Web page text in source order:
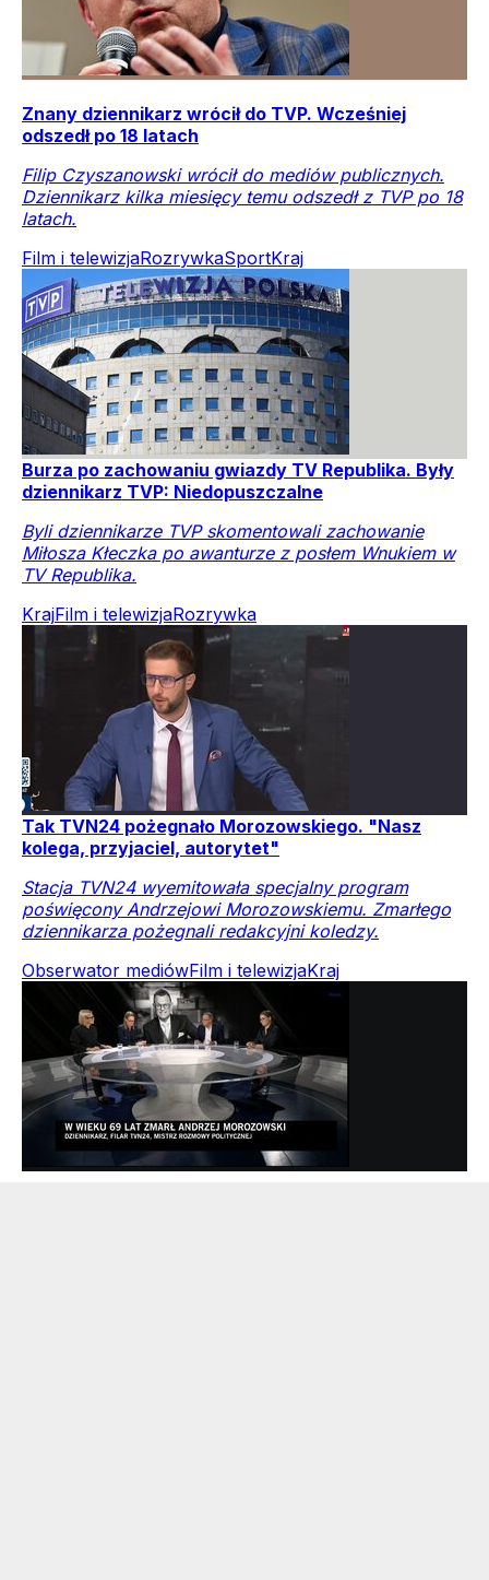
Znany dziennikarz wrócił do TVP. Wcześniej
odszedł po 18 latach
Filip Czyszanowski wrócił do mediów publicznych.
Dziennikarz kilka miesięcy temu odszedł z TVP po 18
latach.
Film i telewizjaRozrywkaSportKraj
Burza po zachowaniu gwiazdy TV Republika. Były
dziennikarz TVP: Niedopuszczalne
Byli dziennikarze TVP skomentowali zachowanie
Miłosza Kłeczka po awanturze z posłem Wnukiem w
TV Republika.
KrajFilm i telewizjaRozrywka
Tak TVN24 pożegnało Morozowskiego. "Nasz
kolega, przyjaciel, autorytet"
Stacja TVN24 wyemitowała specjalny program
poświęcony Andrzejowi Morozowskiemu. Zmarłego
dziennikarza pożegnali redakcyjni koledzy.
Obserwator mediówFilm i telewizjaKraj